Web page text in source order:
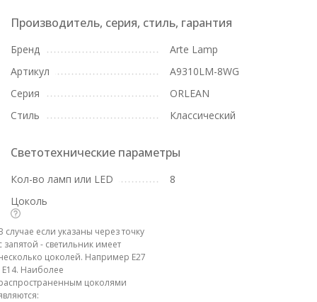
Производитель, серия, стиль, гарантия
Бренд
Arte Lamp
Артикул
A9310LM-8WG
Серия
ORLEAN
Стиль
Классический
Светотехнические параметры
Кол-во ламп или LED
8
Цоколь
случае если указаны через точку
запятой - светильник имеет
цоколей. Например E27
E14. Наиболее
цоколями